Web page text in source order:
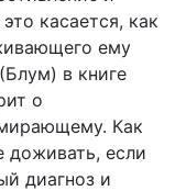
касается, как
ему
в книге
о
Как
доживать, если
диагноз и